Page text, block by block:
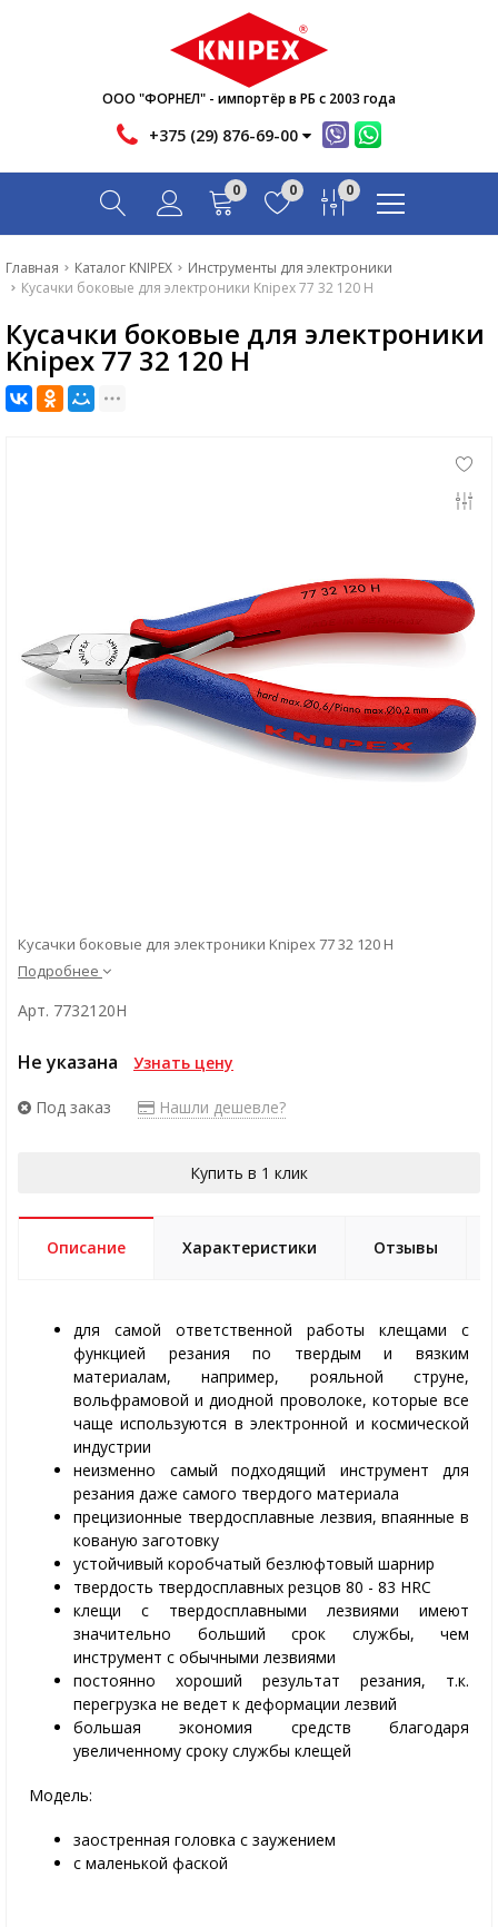
ООО "ФОРНЕЛ" - импортёр в РБ с 2003 года
+375 (29) 876-69-00
Каталог
Новости
0 0 0
Главная Каталог KNIPEX
Инструменты для электроники
Кусачки боковые для электроники Knipex 77 32 120 H
Кусачки боковые для электроники
Knipex 77 32 120 H
Кусачки боковые для электроники Knipex 77 32 120 H
Подробнее
Арт. 7732120H
Не указана Узнать цену
Под заказ Нашли дешевле?
Купить в 1 клик
Описание Характеристики Отзывы
для самой ответственной работы клещами с
функцией резания по твердым и вязким
материалам, например, рояльной струне,
вольфрамовой и диодной проволоке, которые все
чаще используются в электронной и космической
индустрии
неизменно самый подходящий инструмент для
резания даже самого твердого материала
прецизионные твердосплавные лезвия, впаянные в
кованую заготовку
устойчивый коробчатый безлюфтовый шарнир
твердость твердосплавных резцов 80 - 83 HRC
клещи с твердосплавными лезвиями имеют
значительно больший срок службы, чем
инструмент с обычными лезвиями
постоянно хороший результат резания, т.к.
перегрузка не ведет к деформации лезвий
большая экономия средств благодаря
увеличенному сроку службы клещей
Модель:
заостренная головка с заужением
с маленькой фаской
Новости
Акции
Инфо
Контакты
Вопрос-ответ